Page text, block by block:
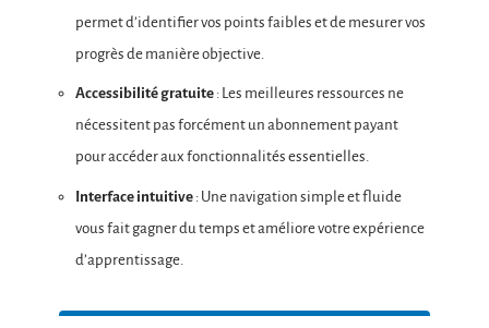
permet d’identifier vos points faibles et de mesurer vos
progrès de manière objective.
Accessibilité gratuite : Les meilleures ressources ne
nécessitent pas forcément un abonnement payant
pour accéder aux fonctionnalités essentielles.
Interface intuitive : Une navigation simple et fluide
vous fait gagner du temps et améliore votre expérience
d’apprentissage.